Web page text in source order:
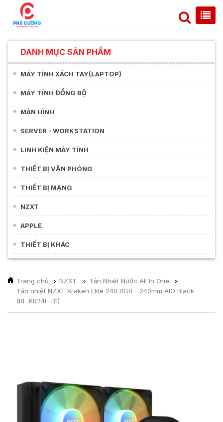
DANH MỤC SẢN PHẨM
MÁY TÍNH XÁCH TAY(LAPTOP)
MÁY TÍNH ĐỒNG BỘ
MÀN HÌNH
SERVER - WORKSTATION
LINH KIỆN MÁY TÍNH
THIẾT BỊ VĂN PHÒNG
THIẾT BỊ MẠNG
NZXT
APPLE
THIẾT BỊ KHÁC
Trang chủ NZXT
Tản Nhiệt Nước All In One
Tản nhiệt NZXT Kraken Elite 240 RGB - 240mm AIO Black
(RL-KR24E-B1)